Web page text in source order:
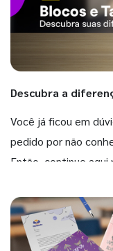
Descubra a
Você já ficou em
pedido por não
Então, continue aqui